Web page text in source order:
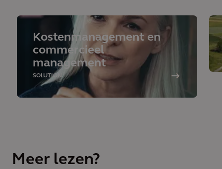
Kostenmanagement en
commercieel
management
SOLUTION
Meer lezen?